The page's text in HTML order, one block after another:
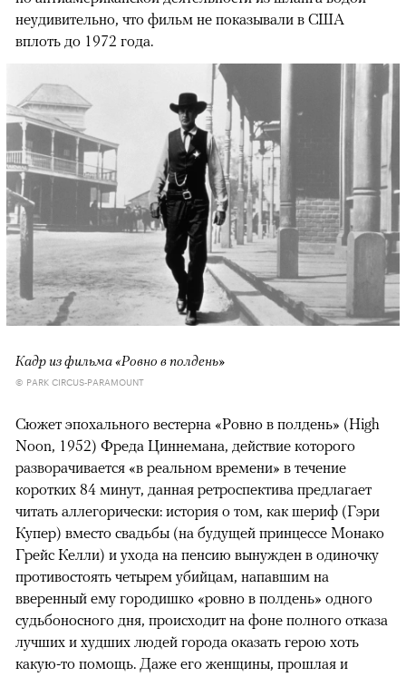
неудивительно, что фильм не показывали в США
вплоть до 1972 года.
Кадр из фильма «Ровно в полдень»
© PARK CIRCUS-PARAMOUNT
Сюжет эпохального вестерна «Ровно в полдень» (High
Noon, 1952) Фреда Циннемана, действие которого
разворачивается «в реальном времени» в течение
коротких 84 минут, данная ретроспектива предлагает
читать аллегорически: история о том, как шериф (Гэри
Купер) вместо свадьбы (на будущей принцессе Монако
Грейс Келли) и ухода на пенсию вынужден в одиночку
противостоять четырем убийцам, напавшим на
вверенный ему городишко «ровно в полдень» одного
судьбоносного дня, происходит на фоне полного отказа
лучших и худших людей города оказать герою хоть
какую-то помощь. Даже его женщины, прошлая и